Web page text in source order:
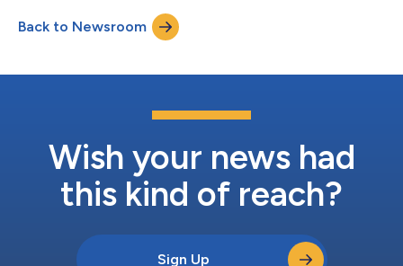
Marcolin SpA。 创始人Tom Ford说："我一直是Haider作品的忠实
粉丝。我发现他的女装和男装同样引人注目。他还是一位优秀的配
色师，剪裁清爽利落，最重要的是他非常时尚。我们有着许多相同
时装秀结束后，第一个站起来为他鼓掌的人会是我。” Ackermann
利亚、荷兰和比利时长大，并在安特卫普皇家艺术学院学习时装。
Ackermann以将奢华面料与无可挑剔的剪裁完美融合而著称，他
Back to Newsroom
Wish your news had
this kind of reach?
Sign Up